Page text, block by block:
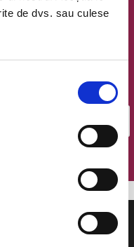
de dvs. sau culese
cu cele mai noi